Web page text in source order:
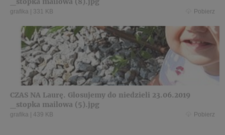
grafika 331 KB Pobierz
CZAS NA Laurę. Glosujemy do niedzieli 23.06.2019
_stopka mailowa (5).jpg
grafika 439 KB Pobierz